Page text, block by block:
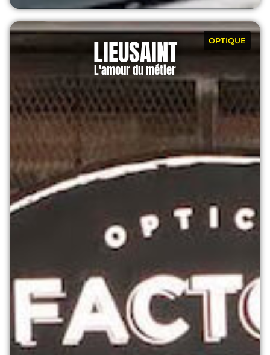
OPTIQUE
LIEUSAINT
L'amour du métier